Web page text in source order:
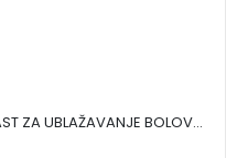
TIGROVA MAST ZA UBLAŽAVANJE BOLOVA I ZAGRIJAVANJE MIŠIĆA